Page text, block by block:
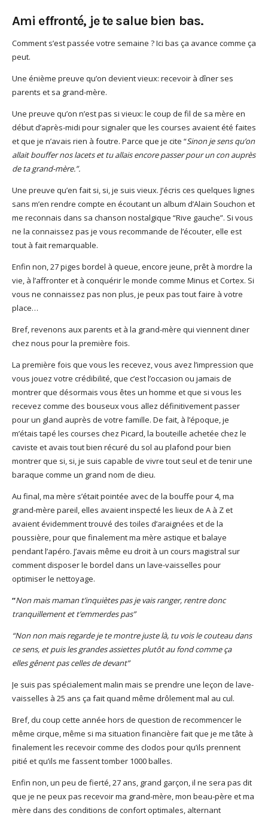
God It’s Friday | Irish Call
Mar 16, 2017 |Joyeux
anniversaire Lara Croft !
Mar 10, 2017 |
la Femme
Mar 06, 2017 |No Money
Kids s’offre un clip très
esthétique pour leur
nouveau single
Mar 02, 2017 |Sacré nom
d’une pipe !
Ami effronté, je te salue bien bas.
Comment s’est passée votre semaine ? Ici bas ça avance comme ça
peut.
Une énième preuve qu’on devient vieux: recevoir à dîner ses
parents et sa grand-mère.
Une preuve qu’on n’est pas si vieux: le coup de fil de sa mère en
début d’après-midi pour signaler que les courses avaient été faites
et que je n’avais rien à foutre. Parce que je cite “Sinon je sens qu’on
allait bouffer nos lacets et tu allais encore passer pour un con auprès
de ta grand-mère.”.
Une preuve qu’en fait si, si, je suis vieux. J’écris ces quelques lignes
sans m’en rendre compte en écoutant un album d’Alain Souchon et
me reconnais dans sa chanson nostalgique “Rive gauche”. Si vous
ne la connaissez pas je vous recommande de l’écouter, elle est
tout à fait remarquable.
Enfin non, 27 piges bordel à queue, encore jeune, prêt à mordre la
vie, à l’affronter et à conquérir le monde comme Minus et Cortex. Si
vous ne connaissez pas non plus, je peux pas tout faire à votre
place…
Bref, revenons aux parents et à la grand-mère qui viennent diner
chez nous pour la première fois.
La première fois que vous les recevez, vous avez l’impression que
vous jouez votre crédibilité, que c’est l’occasion ou jamais de
montrer que désormais vous êtes un homme et que si vous les
recevez comme des bouseux vous allez définitivement passer
pour un gland auprès de votre famille. De fait, à l’époque, je
m’étais tapé les courses chez Picard, la bouteille achetée chez le
caviste et avais tout bien récuré du sol au plafond pour bien
montrer que si, si, je suis capable de vivre tout seul et de tenir une
baraque comme un grand nom de dieu.
Au final, ma mère s’était pointée avec de la bouffe pour 4, ma
grand-mère pareil, elles avaient inspecté les lieux de A à Z et
avaient évidemment trouvé des toiles d’araignées et de la
poussière, pour que finalement ma mère astique et balaye
pendant l’apéro. J’avais même eu droit à un cours magistral sur
comment disposer le bordel dans un lave-vaisselles pour
optimiser le nettoyage.
“Non mais maman t’inquiètes pas je vais ranger, rentre donc
tranquillement et t’emmerdes pas”
“Non non mais regarde je te montre juste là, tu vois le couteau dans
ce sens, et puis les grandes assiettes plutôt au fond comme ça
elles gênent pas celles de devant”
Je suis pas spécialement malin mais se prendre une leçon de lave-
vaisselles à 25 ans ça fait quand même drôlement mal au cul.
Bref, du coup cette année hors de question de recommencer le
même cirque, même si ma situation financière fait que je me tâte à
finalement les recevoir comme des clodos pour qu’ils prennent
pitié et qu’ils me fassent tomber 1000 balles.
Enfin non, un peu de fierté, 27 ans, grand garçon, il ne sera pas dit
que je ne peux pas recevoir ma grand-mère, mon beau-père et ma
mère dans des conditions de confort optimales, alternant